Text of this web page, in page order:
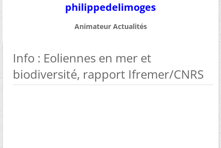
philippedelimoges
Animateur Actualités
Info : Eoliennes en mer et
biodiversité, rapport Ifremer/CNRS